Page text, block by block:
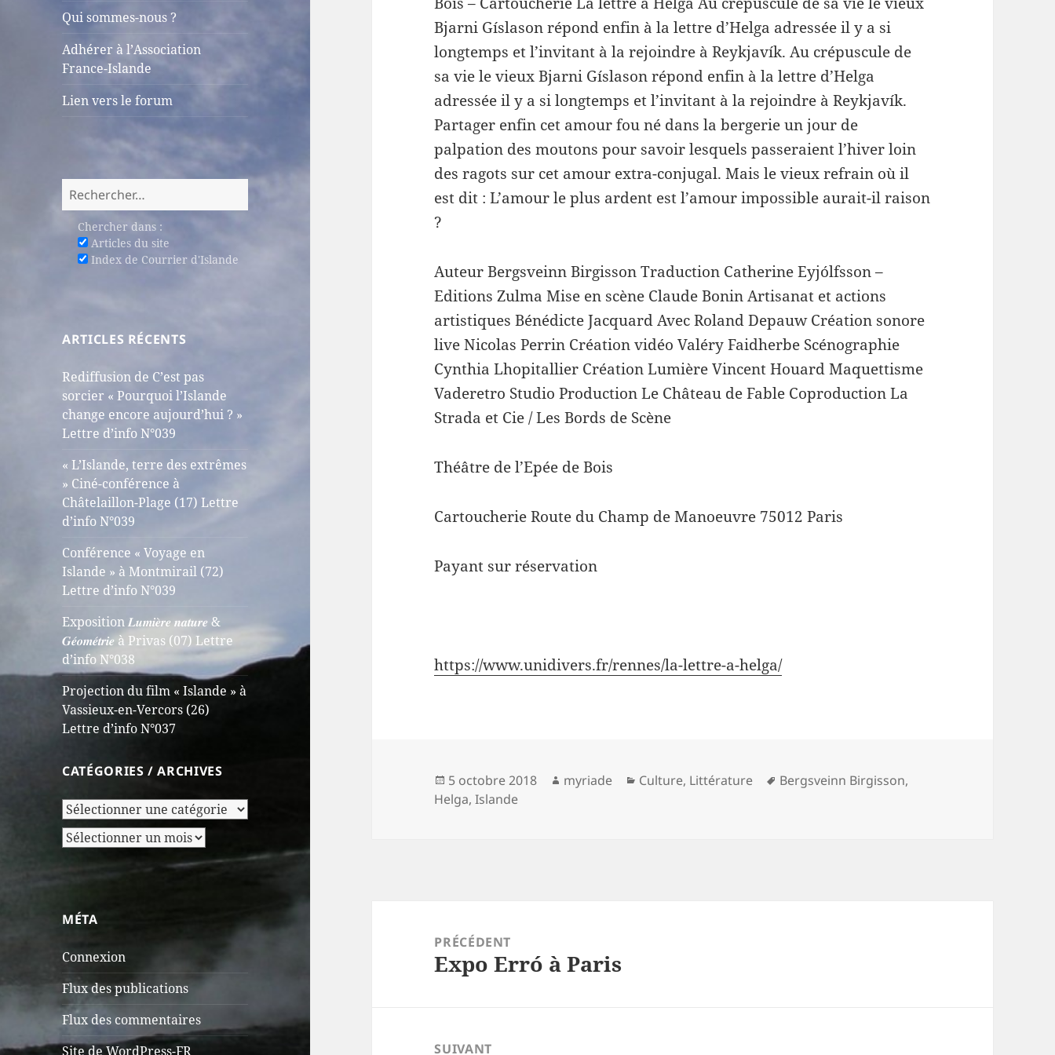
Qui sommes-nous ?
Adhérer à l’Association
France-Islande
Lien vers le forum
Rechercher :
Chercher dans :
Articles du site
Index de Courrier d'Islande
ARTICLES RÉCENTS
Rediffusion de C’est pas
sorcier « Pourquoi l’Islande
change encore aujourd’hui ? »
Lettre d’info N°039
« L’Islande, terre des extrêmes
» Ciné-conférence à
Châtelaillon-Plage (17) Lettre
d’info N°039
Conférence « Voyage en
Islande » à Montmirail (72)
Lettre d’info N°039
Exposition 𝑳𝒖𝒎𝒊𝒆̀𝒓𝒆 𝒏𝒂𝒕𝒖𝒓𝒆 &
𝑮𝒆́𝒐𝒎𝒆́𝒕𝒓𝒊𝒆 à Privas (07) Lettre
d’info N°038
Projection du film « Islande » à
Vassieux-en-Vercors (26)
Lettre d’info N°037
CATÉGORIES / ARCHIVES
Catégories
/
Archives
Archives
MÉTA
Connexion
Flux des publications
Flux des commentaires
Site de WordPress-FR
Bjarni Gíslason répond enfin à la lettre d’Helga adressée il y a si
longtemps et l’invitant à la rejoindre à Reykjavík. Au crépuscule de
sa vie le vieux Bjarni Gíslason répond enfin à la lettre d’Helga
adressée il y a si longtemps et l’invitant à la rejoindre à Reykjavík.
Partager enfin cet amour fou né dans la bergerie un jour de
palpation des moutons pour savoir lesquels passeraient l’hiver loin
des ragots sur cet amour extra-conjugal. Mais le vieux refrain où il
est dit : L’amour le plus ardent est l’amour impossible aurait-il raison
?
Auteur Bergsveinn Birgisson Traduction Catherine Eyjólfsson –
Editions Zulma Mise en scène Claude Bonin Artisanat et actions
artistiques Bénédicte Jacquard Avec Roland Depauw Création sonore
live Nicolas Perrin Création vidéo Valéry Faidherbe Scénographie
Cynthia Lhopitallier Création Lumière Vincent Houard Maquettisme
Vaderetro Studio Production Le Château de Fable Coproduction La
Strada et Cie / Les Bords de Scène
Théâtre de l’Epée de Bois
Cartoucherie Route du Champ de Manoeuvre 75012 Paris
Payant sur réservation
https://www.unidivers.fr/rennes/la-lettre-a-helga/
Publié
le
5 octobre 2018 Auteur
myriade Catégories
Culture, Littérature
Mots-
Bergsveinn Birgisson,
Helga,Islande
PRÉCÉDENT
Article
Expo Erró à Paris
SUIVANT